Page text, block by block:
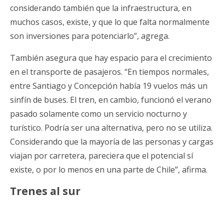
considerando también que la infraestructura, en
muchos casos, existe, y que lo que falta normalmente
son inversiones para potenciarlo”, agrega.
También asegura que hay espacio para el crecimiento
en el transporte de pasajeros. “En tiempos normales,
entre Santiago y Concepción había 19 vuelos más un
sinfín de buses. El tren, en cambio, funcionó el verano
pasado solamente como un servicio nocturno y
turístico. Podría ser una alternativa, pero no se utiliza.
Considerando que la mayoría de las personas y cargas
viajan por carretera, pareciera que el potencial sí
existe, o por lo menos en una parte de Chile”, afirma.
Trenes al sur